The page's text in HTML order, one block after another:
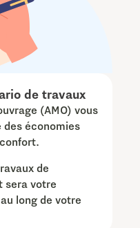
de travaux
(AMO) vous
économies
de
sera votre
long de votre